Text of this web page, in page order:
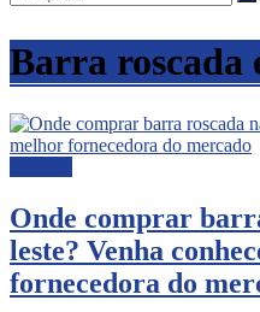
Barra roscada
Onde comprar
leste? Venha
fornecedora do